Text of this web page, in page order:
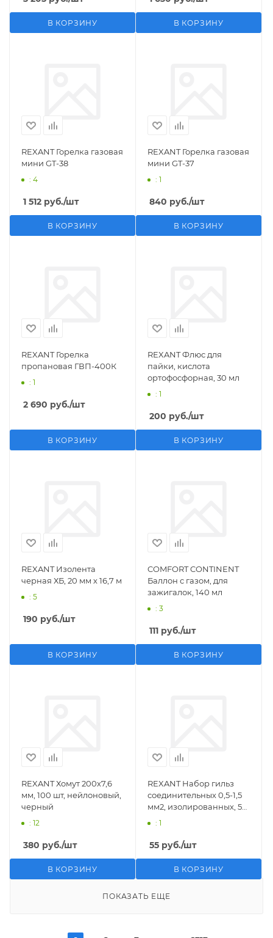
В КОРЗИНУ В КОРЗИНУ
REXANT Горелка газовая
мини GT-38
: 4
1 512 руб./шт
В КОРЗИНУ
REXANT Горелка газовая
мини GT-37
: 1
840 руб./шт
В КОРЗИНУ
REXANT Горелка
пропановая ГВП-400К
: 1
2 690 руб./шт
В КОРЗИНУ
REXANT Флюс для
пайки, кислота
ортофосфорная, 30 мл
: 1
200 руб./шт
В КОРЗИНУ
REXANT Изолента
черная ХБ, 20 мм х 16,7 м
: 5
190 руб./шт
В КОРЗИНУ
COMFORT CONTINENT
Баллон с газом, для
зажигалок, 140 мл
: 3
111 руб./шт
В КОРЗИНУ
REXANT Хомут 200х7,6
мм, 100 шт, нейлоновый,
черный
: 12
380 руб./шт
В КОРЗИНУ
REXANT Набор гильз
соединительных 0,5-1,5
мм2, изолированных, 5
: 1
55 руб./шт
В КОРЗИНУ
ПОКАЗАТЬ ЕЩЕ